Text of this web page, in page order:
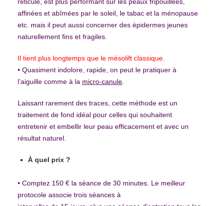
affinées et abîmées par le soleil, le tabac et la ménopause
etc. mais il peut aussi concerner des épidermes jeunes
naturellement fins et fragiles.
Il tient plus longtemps que le mésolift classique.
• Quasiment indolore, rapide, on peut le pratiquer à
l’aiguille comme à la micro-canule.
Laissant rarement des traces, cette méthode est un
traitement de fond idéal pour celles qui souhaitent
entretenir et embellir leur peau efficacement et avec un
résultat naturel.
À quel prix ?
• Comptez 150 € la séance de 30 minutes. Le meilleur
protocole associe trois séances à